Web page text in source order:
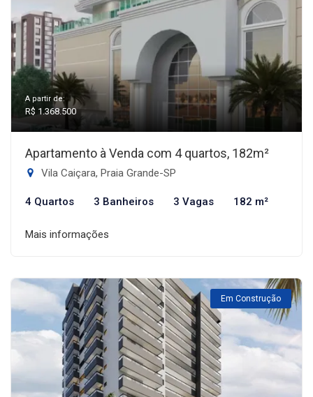
A partir de:
R$ 1.368.500
Apartamento à Venda com 4 quartos, 182m²
Vila Caiçara, Praia Grande-SP
4 Quartos 3 Banheiros 3 Vagas 182 m²
Mais informações
Em Construção